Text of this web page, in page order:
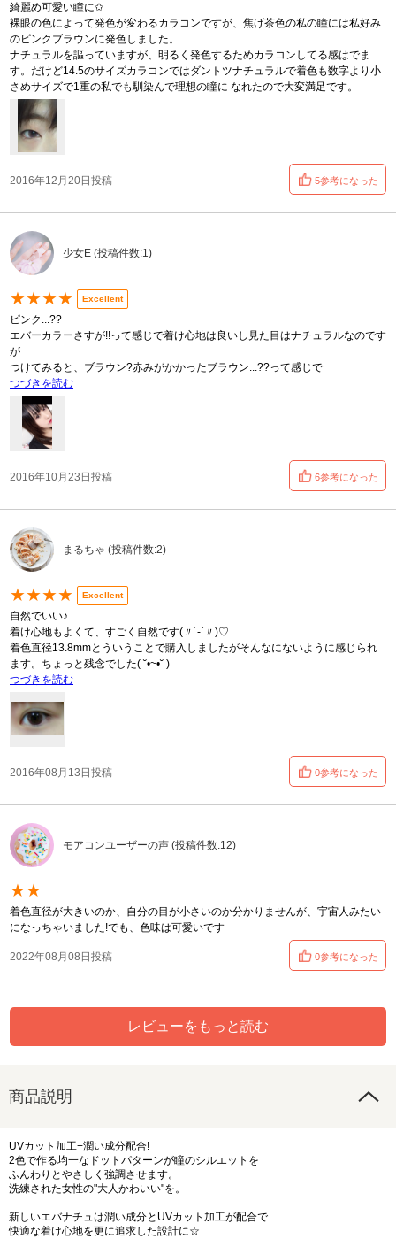
綺麗め可愛い瞳に✩
裸眼の色によって発色が変わるカラコンですが、焦げ茶色の私の瞳には私好み
のピンクブラウンに発色しました。
ナチュラルを謳っていますが、明るく発色するためカラコンしてる感はでま
す。だけど14.5のサイズカラコンではダントツナチュラルで着色も数字より小
さめサイズで1重の私でも馴染んで理想の瞳に なれたので大変満足です。
2016年12月20日投稿 5参考になった
少女E (投稿件数:1)
★★★★ Excellent
ピンク...??
エバーカラーさすが!!って感じで着け心地は良いし見た目はナチュラルなのです
が
つけてみると、ブラウン?赤みがかかったブラウン...??って感じで
つづきを読む
2016年10月23日投稿 6参考になった
まるちゃ (投稿件数:2)
★★★★ Excellent
自然でいい♪
着け心地もよくて、すごく自然です(〃´-`〃)♡
着色直径13.8mmとういうことで購入しましたがそんなにないように感じられ
ます。ちょっと残念でした( ˘•~•˘ )
つづきを読む
2016年08月13日投稿 0参考になった
モアコンユーザーの声 (投稿件数:12)
★★
着色直径が大きいのか、自分の目が小さいのか分かりませんが、宇宙人みたい
になっちゃいました!でも、色味は可愛いです
2022年08月08日投稿 0参考になった
レビューをもっと読む
商品説明
UVカット加工+潤い成分配合!
2色で作る均一なドットパターンが瞳のシルエットを
ふんわりとやさしく強調させます。
洗練された女性の"大人かわいい"を。
新しいエバナチュは潤い成分とUVカット加工が配合で
快適な着け心地を更に追求した設計に☆